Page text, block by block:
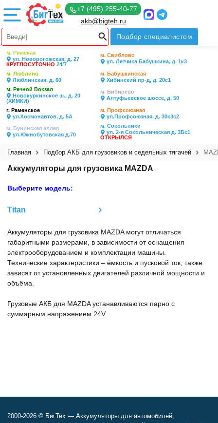
+7 (495) 255-40-77
akb@bigteh.ru
Подбор специалистом
м. Римская
ул. Новорогожская, д. 27
КРУГЛОСУТОЧНО 24/7
м. Свиблово
ул. Летчика Бабушкина, д. 1к3
м. Люблино
Люблинская, д. 60
м. Бабушкинская
Хибинский пр-д, д. 20с1
м. Речной Вокзал
Новокуркинское ш., д. 20
(ХИМКИ)
м. Бибирево
Алтуфьевское шоссе, д. 50
г. Раменское
ул.Космонавтов, д. 5А
м. Профсоюзная
ул.Профсоюзная, д. 30к3с2
м. Бунинская аллея
ул.Южнобутовская д.70
м. Сокольники
ул. 2-я Сокольническая д. 3Бс1
ОТКРЫЛСЯ
Главная Подбор АКБ для грузовиков и седельных тягачей
Аккумуляторы для грузовика MAZDA
Выберите модель:
Titan
Аккумуляторы для грузовика MAZDA могут отличаться
габаритными размерами, в зависимости от оснащения
электрооборудованием и комплектации машины.
Технические характеристики – ёмкость и пусковой ток, также
зависят от установленных двигателей различной мощности и
объёма.
Грузовые АКБ для MAZDA устанавливаются парно с
суммарным напряжением 24V.
2000-2026 © БигТех — Аккумуляторы для автомобилей,